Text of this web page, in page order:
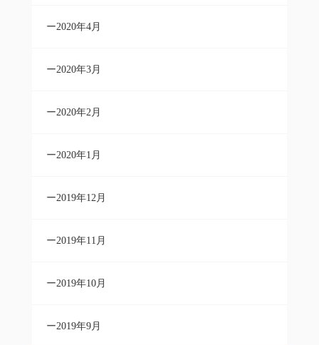
2020年4月
2020年3月
2020年2月
2020年1月
2019年12月
2019年11月
2019年10月
2019年9月